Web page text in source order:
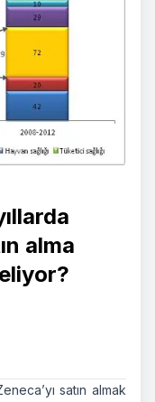
alma
satın almak